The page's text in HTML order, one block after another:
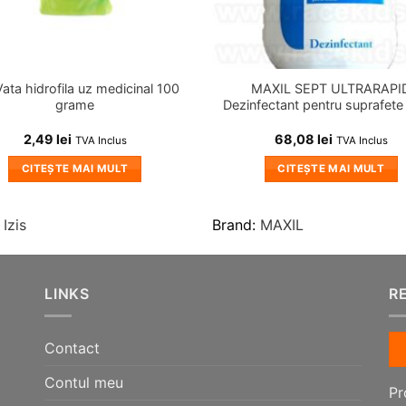
hidrofila uz medicinal 100
grame
2,49 lei TVA Inclus
CITEȘTE MAI MULT
Izis
MAXIL SEPT
Dezinfectant pentru suprafete
68,08 lei TVA Inclus
CITEȘTE MAI MULT
Brand: MAXIL
LINKS
Contact
Contul meu